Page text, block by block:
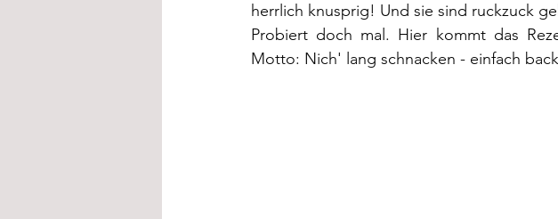
herrlich knusprig! Und sie sind ruckzuck
Probiert doch mal. Hier kommt das
Motto: Nich' lang schnacken - einfach